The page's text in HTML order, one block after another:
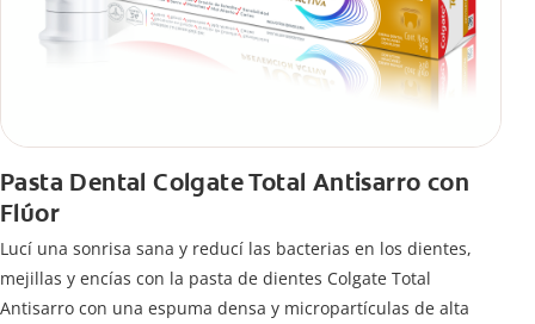
Pasta Dental Colgate Total Antisarro con
Flúor
Lucí una sonrisa sana y reducí las bacterias en los dientes,
mejillas y encías con la pasta de dientes Colgate Total
Antisarro con una espuma densa y micropartículas de alta